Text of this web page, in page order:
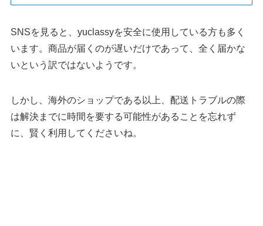
SNSを見ると、yuclassyを安全に使用している方も多く
います。商品が届くのが遅いだけであって、全く届かな
いという訳ではないようです。
しかし、海外のショップである以上、配送トラブルの際
は解決までに時間を要する可能性があることを忘れず
に、賢く利用してくださいね。